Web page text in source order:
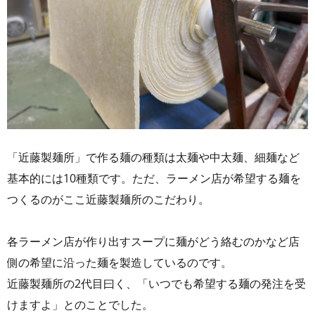
「近藤製麺所」で作る麺の種類は太麺や中太麺、細麺など
基本的には10種類です。ただ、ラーメン店が希望する麺を
つくるのがここ近藤製麺所のこだわり。
各ラーメン店が作り出すスープに麺がどう絡むのかなど店
側の希望に沿った麺を製造しているのです。
近藤製麺所の2代目曰く、「いつでも希望する麺の発注を受
けますよ」とのことでした。